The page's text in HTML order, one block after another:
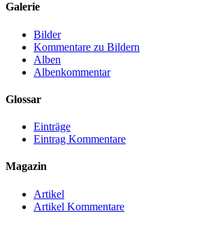
Galerie
Bilder
Kommentare zu Bildern
Alben
Albenkommentar
Glossar
Einträge
Eintrag Kommentare
Magazin
Artikel
Artikel Kommentare